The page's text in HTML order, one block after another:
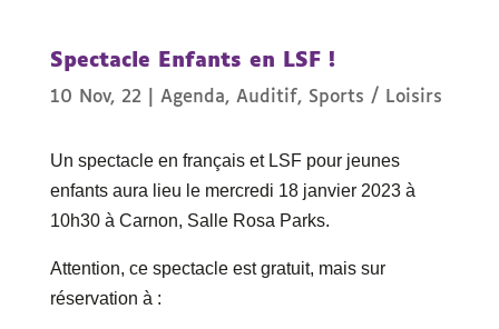
Spectacle Enfants en LSF !
10 Nov, 22| Agenda, Auditif, Sports / Loisirs
Un spectacle en français et LSF pour jeunes
enfants aura lieu le mercredi 18 janvier 2023 à
10h30 à Carnon, Salle Rosa Parks.
Attention, ce spectacle est gratuit, mais sur
réservation à :